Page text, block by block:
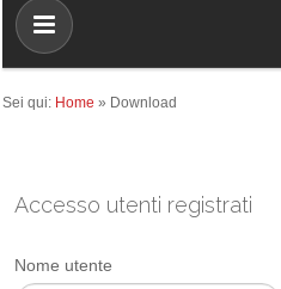
Sei qui: Home » Download
Accesso utenti registrati
Nome utente